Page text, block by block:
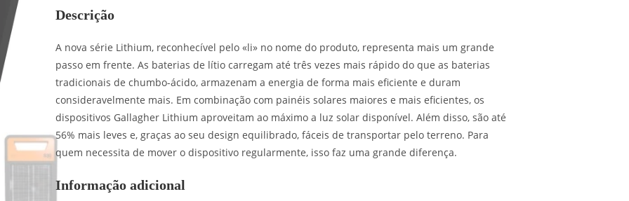
Descrição
A nova série Lithium, reconhecível pelo «li» no nome do produto, representa mais um grande
passo em frente. As baterias de lítio carregam até três vezes mais rápido do que as baterias
tradicionais de chumbo-ácido, armazenam a energia de forma mais eficiente e duram
consideravelmente mais. Em combinação com painéis solares maiores e mais eficientes, os
dispositivos Gallagher Lithium aproveitam ao máximo a luz solar disponível. Além disso, são até
56% mais leves e, graças ao seu design equilibrado, fáceis de transportar pelo terreno. Para
quem necessita de mover o dispositivo regularmente, isso faz uma grande diferença.
Informação adicional